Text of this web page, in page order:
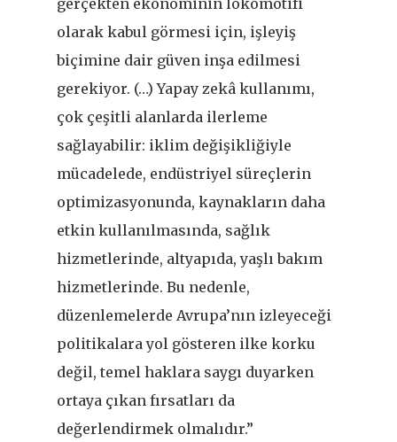
gerçekten ekonominin lokomotifi
olarak kabul görmesi için, işleyiş
biçimine dair güven inşa edilmesi
gerekiyor. (…) Yapay zekâ kullanımı,
çok çeşitli alanlarda ilerleme
sağlayabilir: iklim değişikliğiyle
mücadelede, endüstriyel süreçlerin
optimizasyonunda, kaynakların daha
etkin kullanılmasında, sağlık
hizmetlerinde, altyapıda, yaşlı bakım
hizmetlerinde. Bu nedenle,
düzenlemelerde Avrupa’nın izleyeceği
politikalara yol gösteren ilke korku
değil, temel haklara saygı duyarken
ortaya çıkan fırsatları da
değerlendirmek olmalıdır.”